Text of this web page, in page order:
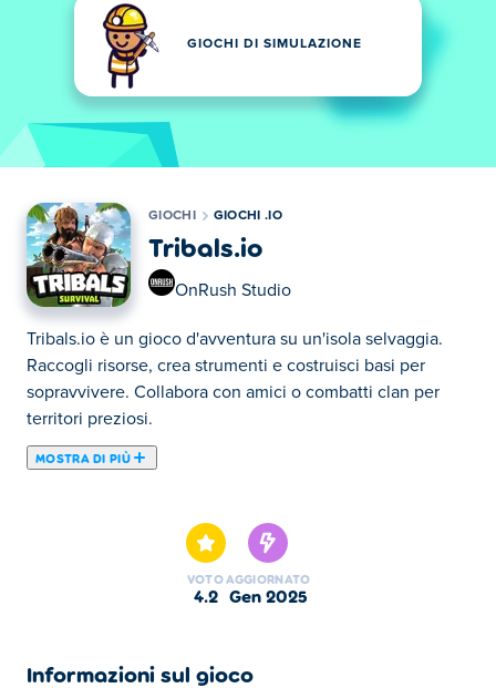
GIOCHI DI SIMULAZIONE
GIOCHI GIOCHI .IO
Tribals.io
OnRush Studio
Tribals.io è un gioco d'avventura su un'isola selvaggia.
Raccogli risorse, crea strumenti e costruisci basi per
sopravvivere. Collabora con amici o combatti clan per
territori preziosi.
MOSTRA DI PIÙ
sopravvivere. Tribals combina meccaniche familiari di
giochi come Minecraft, Rust e ARK Survival in questo
gioco di sopravvivenza gratuito e facile da giocare!
polli e l'essere inseguiti dagli orsi, alla costruzione di
VOTO
4.2
AGGIORNATO
gen 2025
Informazioni sul gioco